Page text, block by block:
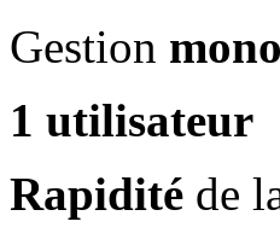
Gestion
1 utilisateur
Rapidité de